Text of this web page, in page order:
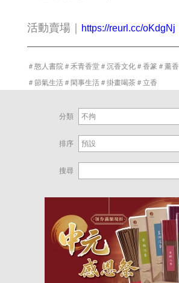
活動賣場｜ https://reurl.cc/oKdgNj
＃憨人書院＃ 禾青香堂＃ 沉香文化＃ 香篆 ＃ 薰香
＃ 節氣生活＃ 閑事生活＃ 掛畫喝茶＃ 立香
分類
排序
搜尋